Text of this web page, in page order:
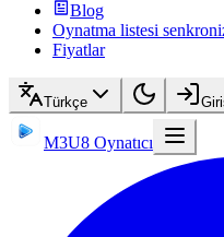
Blog
Oynatma listesi
Fiyatlar
Türkçe
M3U8 Oynatıcı